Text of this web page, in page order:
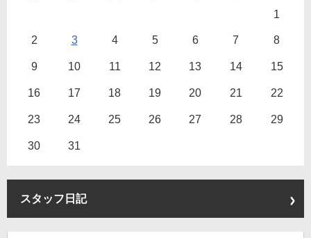
1
2 3 4 5 6 7 8
9 10 11 12 13 14 15
16 17 18 19 20 21 22
23 24 25 26 27 28 29
30 31
スタッフ日記